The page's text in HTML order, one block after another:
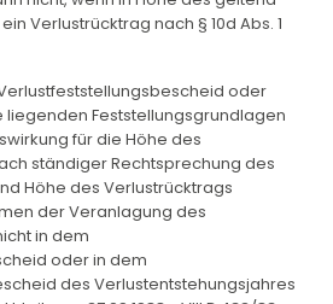
Verlustrücktrag nach § 10d Abs. 1
oder
Feststellungsgrundlagen
für die Höhe des
ständiger Rechtsprechung des
Höhe des Verlustrücktrags
der Veranlagung des
in dem
oder in dem
des Verlustentstehungsjahres